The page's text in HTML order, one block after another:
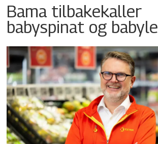
Bama tilbakekaller
babyspinat og